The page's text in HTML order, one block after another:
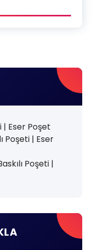
| Eser Poşet
Poşeti | Eser
Poşeti |